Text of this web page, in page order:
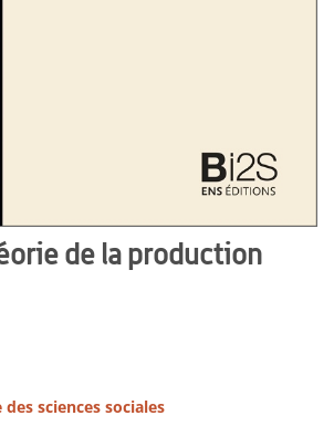
de la production
sciences sociales